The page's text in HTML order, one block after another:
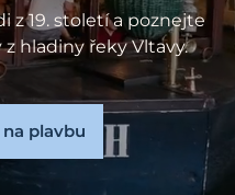
z 19. století a poznejte
hladiny řeky Vltavy.
plavbu